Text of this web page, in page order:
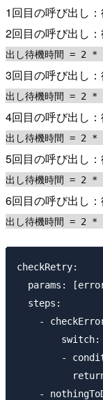
1回目の呼び出し
2回目の呼び出し
出し待機時間 = 2 *
3回目の呼び出し
出し待機時間 = 2 *
4回目の呼び出し
出し待機時間 = 2 *
5回目の呼び出し
出し待機時間 = 2 *
6回目の呼び出し
出し待機時間 = 2 *
checkRetry:
params:
  steps:
-
        switch:
-
-